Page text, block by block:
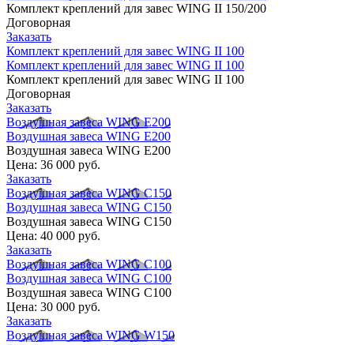
Комплект креплений для завес WING II 150/200
Договорная
Заказать
Комплект креплений для завес WING II 100
Комплект креплений для завес WING II 100
Комплект креплений для завес WING II 100
Договорная
Заказать
Воздушная завеса WING E200
Воздушная завеса WING E200
Воздушная завеса WING E200
Цена: 36 000 руб.
Заказать
Воздушная завеса WING C150
Воздушная завеса WING C150
Воздушная завеса WING C150
Цена: 40 000 руб.
Заказать
Воздушная завеса WING C100
Воздушная завеса WING C100
Воздушная завеса WING C100
Цена: 30 000 руб.
Заказать
Воздушная завеса WING W150